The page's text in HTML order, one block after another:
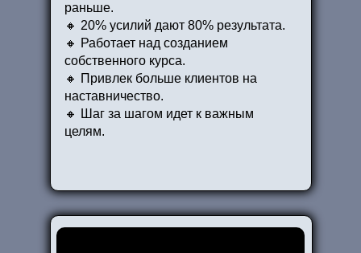
раньше.
🔸 20% усилий дают 80% результата.
🔸 Работает над созданием
собственного курса.
🔸 Привлек больше клиентов на
наставничество.
🔸 Шаг за шагом идет к важным
целям.